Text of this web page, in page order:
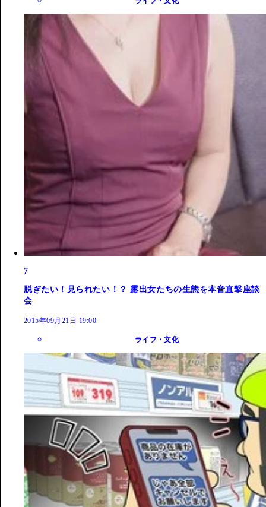
7
脱ぎたい！見られたい！？ 露出女たちの生態を本音直撃座談
会
2015年09月21日 19:00
ライフ・文化